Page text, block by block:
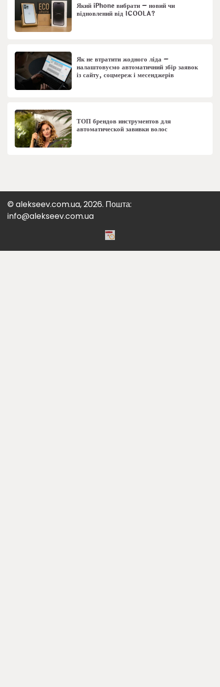
Який iPhone вибрати – новий чи
відновлений від ICOOLA?
Як не втратити жодного ліда –
налаштовуємо автоматичний збір заявок
із сайту, соцмереж і месенджерів
ТОП брендов инструментов для
автоматической завивки волос
© alekseev.com.ua, 2026. Пошта:
info@alekseev.com.ua